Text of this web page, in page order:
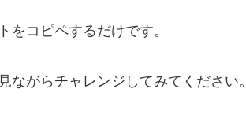
をコピペするだけです。
ながらチャレンジしてみてください。